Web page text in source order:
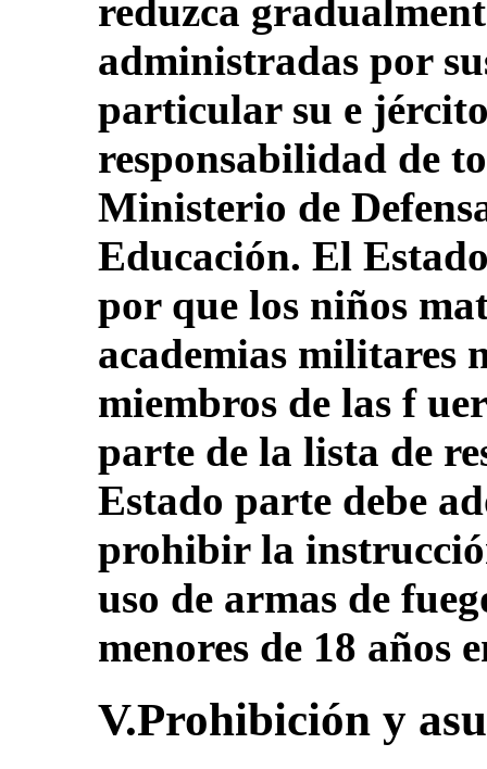
reduzca
administradas por
particular su e
responsabilidad de
Ministerio de
Educación. El
por que los niños
academias militares
miembros de las f
parte de la lista de
Estado parte debe
prohibir la
uso de armas de
menores de 18 años
V.Prohibición y